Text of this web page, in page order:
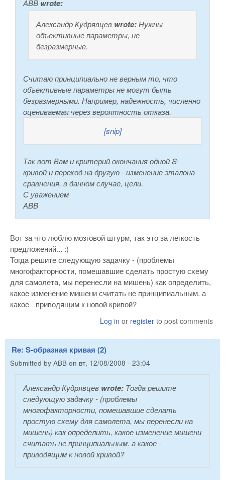
ABB wrote:
Александр Кудрявцев wrote:Нужны
объективные параметры, не
безразмерные.
Считаю принципиально не верным то, что
объективные параметры не могут быть
безразмерными. Например, надежность, численно
оцениваемая через вероятность отказа.
[snip]
Так вот Вам и критерий окончания одной S-
кривой и переход на другую - изменение эталона
сравнения, в данном случае, цели.
С уважением
ABB
Вот за что люблю мозговой штурм, так это за легкость
предложений... :)
Тогда решите следующую задачку - (проблемы
многофакторности, помешавшие сделать простую схему
для самолета, мы перенесли на мишень) как определить,
какое изменение мишени считать не принципиальным. а
какое - приводящим к новой кривой?
Log in or register to post comments
Re: S-образная кривая (2)
Submitted by ABB on вт, 12/08/2008 - 23:04
Александр Кудрявцев wrote: Тогда решите
следующую задачку - (проблемы
многофакторности, помешавшие сделать
простую схему для самолета, мы перенесли на
мишень) как определить, какое изменение мишени
считать не принципиальным. а какое -
приводящим к новой кривой?